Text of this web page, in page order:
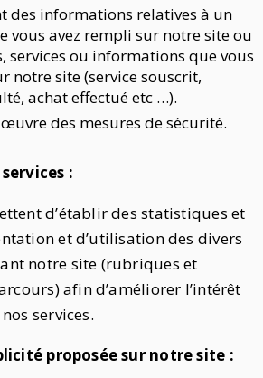
des informations relatives à un
vous avez rempli sur notre site ou
services ou informations que vous
notre site (service souscrit,
achat effectué etc …).
des mesures de sécurité.
:
d’établir des statistiques et
et d’utilisation des divers
notre site (rubriques et
afin d’améliorer l’intérêt
services.
proposée sur notre site :